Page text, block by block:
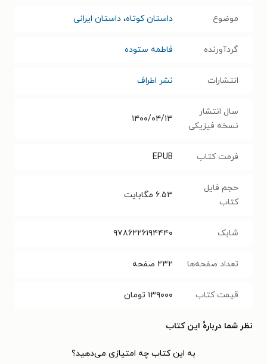
موضوع داستان کوتاه، داستان ایرانی
گردآورنده فاطمه ستوده
انتشارات نشر اطراف
سال انتشار
نسخه فیزیکی
۱۴۰۰/۰۴/۱۳
فرمت کتاب EPUB
حجم فایل
کتاب
۶.۵۳ مگابایت
شابک ۹۷۸۶۲۲۶۱۹۴۴۴۰
تعداد صفحه‌ها ۲۳۲ صفحه
قیمت کتاب ۱۳۹۰۰۰ تومان
نظر شما دربارهٔ این کتاب
به این کتاب چه امتیازی می‌دهید؟